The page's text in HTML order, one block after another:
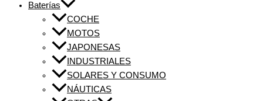
Baterías
COCHE
MOTOS
JAPONESAS
INDUSTRIALES
SOLARES Y CONSUMO
NÁUTICAS